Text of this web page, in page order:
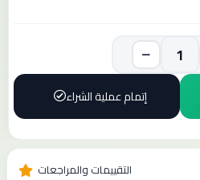
إتمام عملية الشراء
التقييمات والمراجعات